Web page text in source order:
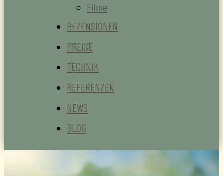
Filme
REZENSIONEN
PREISE
TECHNIK
REFERENZEN
NEWS
BLOG